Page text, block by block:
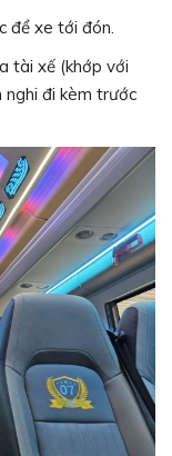
để xe tới đón.
tài xế (khớp với
nghi đi kèm trước